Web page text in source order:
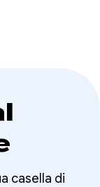
casella di